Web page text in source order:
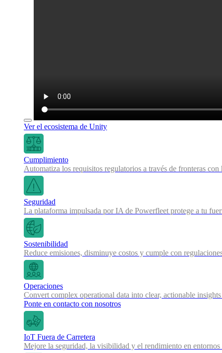
Ver el ecosistema de Unity
Cumplimiento
Automatiza los requisitos regulatorios a través de fronteras
Seguridad
La plataforma impulsada por IA de Powerfleet protege a tu
Sostenibilidad
Reduce emisiones, disminuye costos y cumple con
Operaciones
Convert complex operational data into clear, actionable
Ponte en contacto con nosotros
IoT Fuera de Carretera
Mejore la seguridad, la visibilidad y el rendimiento en